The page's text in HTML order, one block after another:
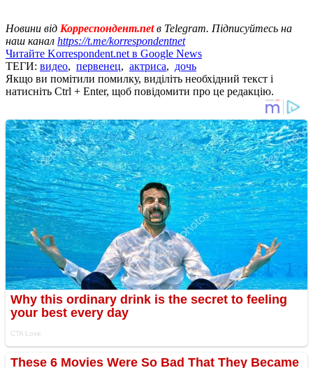
Новини від Корреспондент.netв Telegram. Підписуйтесь на
наш канал https://t.me/korrespondentnet
Читайте Korrespondent.net в Google News
ТЕГИ: видео, первенец, актриса, дочь
Якщо ви помітили помилку, виділіть необхідний текст і
натисніть Ctrl + Enter, щоб повідомити про це редакцію.